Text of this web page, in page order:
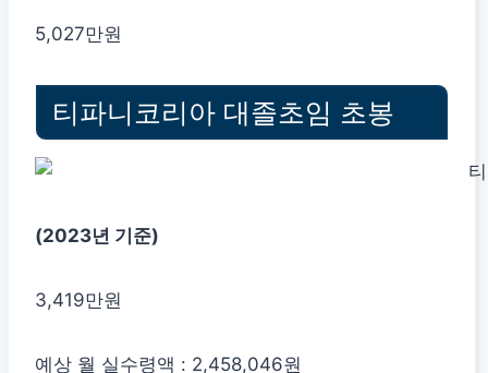
5,027만원
티파니코리아 대졸초임 초봉
(2023년 기준)
3,419만원
예상 월 실수령액 : 2,458,046원